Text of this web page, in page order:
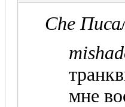
Che
мне